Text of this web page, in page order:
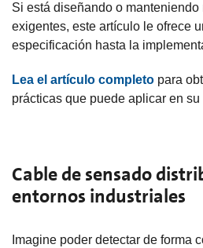
Si está diseñando o manteniendo
exigentes, este artículo le ofrece
especificación hasta la
Lea el artículo completo para
prácticas que puede aplicar en
Cable de sensado
entornos industriales
Imagine poder detectar de forma